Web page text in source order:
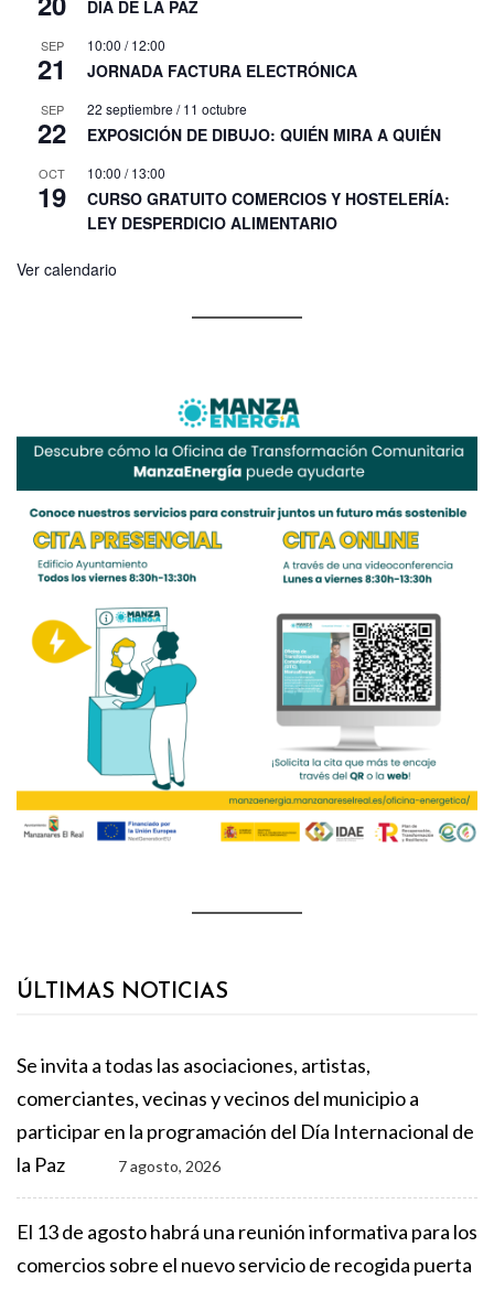
DÍA DE LA PAZ
SEP
21
10:00 /12:00
JORNADA FACTURA ELECTRÓNICA
SEP
22
22 septiembre /11 octubre
EXPOSICIÓN DE DIBUJO: QUIÉN MIRA A QUIÉN
OCT
19
10:00 /13:00
CURSO GRATUITO COMERCIOS Y HOSTELERÍA:
LEY DESPERDICIO ALIMENTARIO
Ver calendario
ÚLTIMAS NOTICIAS
Se invita a todas las asociaciones, artistas,
comerciantes, vecinas y vecinos del municipio a
participar en la programación del Día Internacional de
la Paz
7 agosto, 2026
El 13 de agosto habrá una reunión informativa para los
comercios sobre el nuevo servicio de recogida puerta